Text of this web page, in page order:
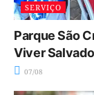
SERVIÇO
Parque São
Viver
07/08